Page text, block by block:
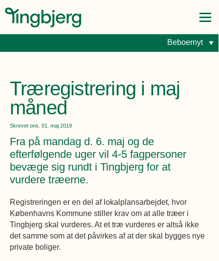
Forside
Beboer i Tingbjerg
Fællesdrift: Bydelsforeningen
Gør-det-selv
Boligafdelinger
Fælleslokaler
Om Tingbjerg
Byudvikling
Salg og leje
Kalenderen
Foreninger
Kontakt
Ejendomskontor
Boligsocialt
Øvrige
Beboer i Tingbjerg
Byggepladsnyheder
Beboernyt
Træregistrering i maj
måned
Skrevet ons. 01. maj 2019
Fra på mandag d. 6. maj og de
efterfølgende uger vil 4-5 fagpersoner
bevæge sig rundt i Tingbjerg for at
vurdere træerne.
Registreringen er en del af lokalplansarbejdet, hvor
Københavns Kommune stiller krav om at alle træer i
Tingbjerg skal vurderes. At et træ vurderes er altså ikke
det samme som at det påvirkes af at der skal bygges nye
private boliger.